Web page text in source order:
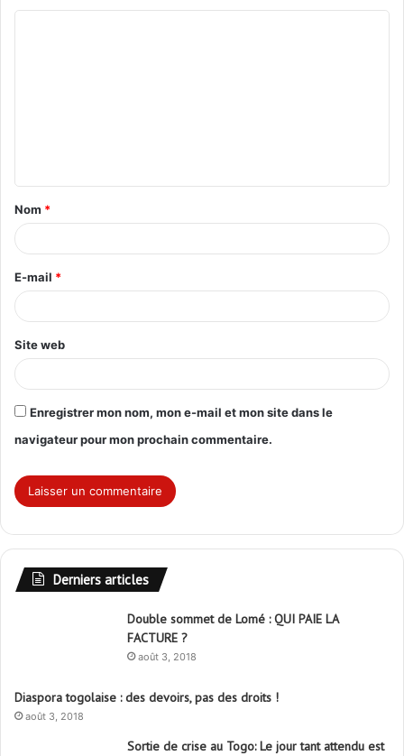
t
a
e
*
Nom *
E-mail *
Site web
Enregistrer mon nom, mon e-mail et mon site dans le
navigateur pour mon prochain commentaire.
Derniers articles
Double sommet de Lomé : QUI PAIE LA
FACTURE ?
août 3, 2018
Diaspora togolaise : des devoirs, pas des droits !
août 3, 2018
Sortie de crise au Togo: Le jour tant attendu est